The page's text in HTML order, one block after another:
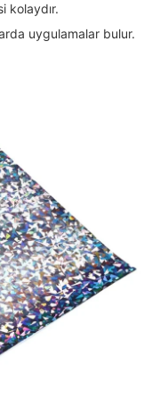
kolaydır.
uygulamalar bulur.